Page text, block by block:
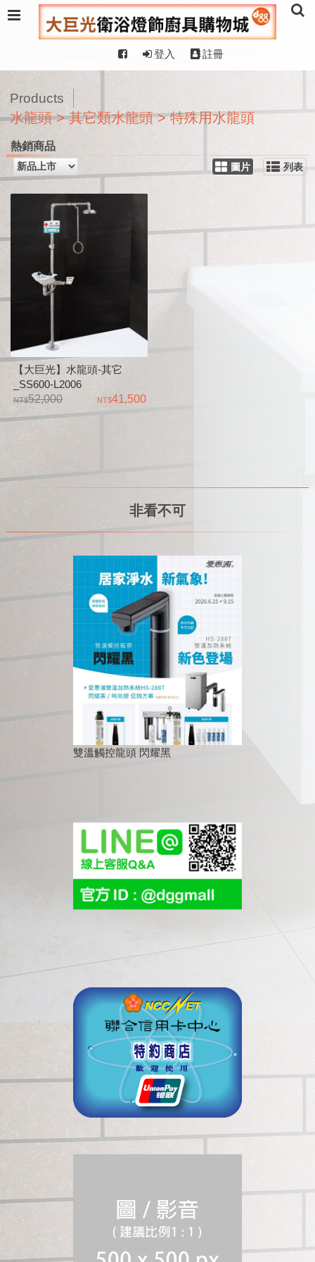
登入 註冊
Products
水龍頭 > 其它類水龍頭 > 特殊用水龍頭
熱銷商品
圖片 列表
【大巨光】水龍頭-其它
_SS600-L2006
52,000
41,500
非看不可
雙溫觸控龍頭 閃耀黑